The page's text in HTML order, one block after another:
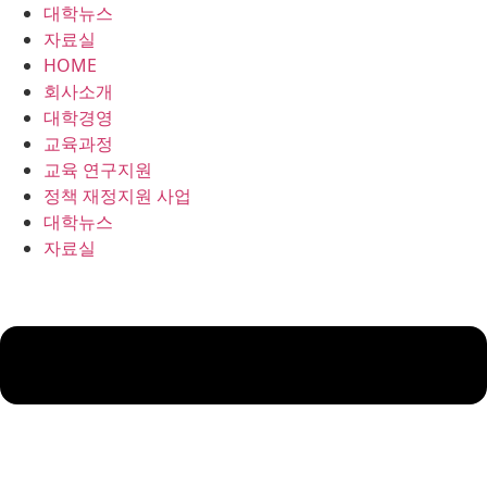
대학뉴스
자료실
HOME
회사소개
대학경영
교육과정
교육 연구지원
정책 재정지원 사업
대학뉴스
자료실